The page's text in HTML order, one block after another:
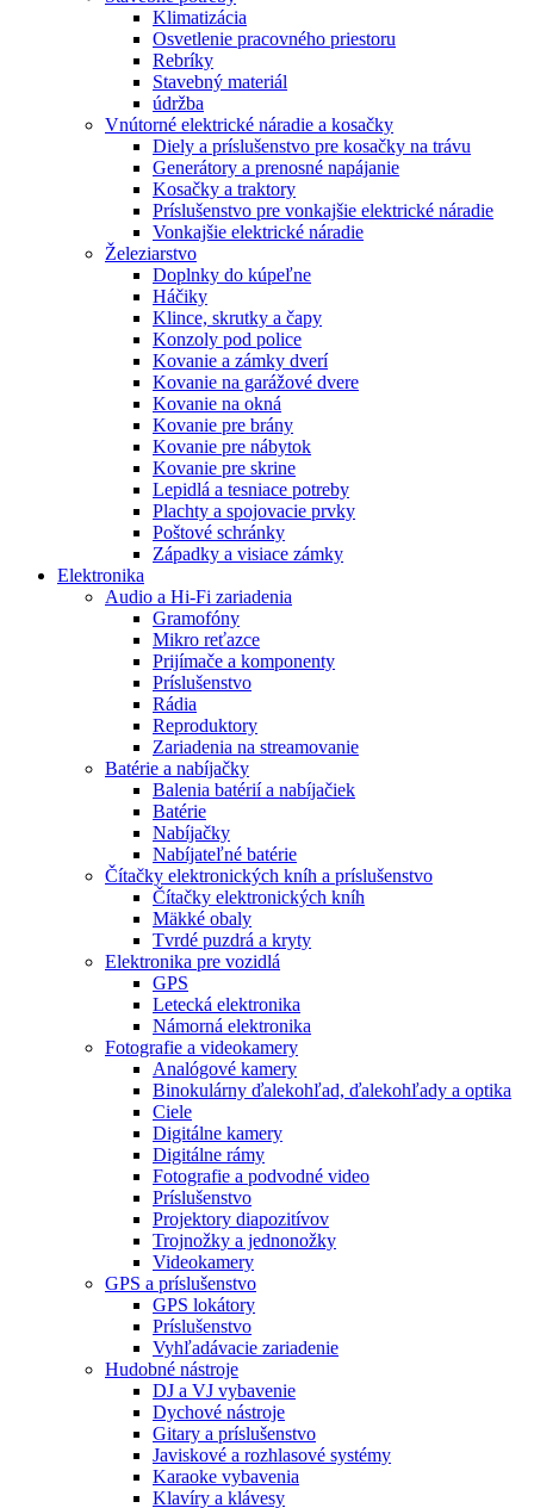
Klimatizácia
Osvetlenie pracovného priestoru
Rebríky
Stavebný materiál
údržba
Vnútorné elektrické náradie a kosačky
Diely a príslušenstvo pre kosačky na trávu
Generátory a prenosné napájanie
Kosačky a traktory
Príslušenstvo pre vonkajšie elektrické náradie
Vonkajšie elektrické náradie
Železiarstvo
Doplnky do kúpeľne
Háčiky
Klince, skrutky a čapy
Konzoly pod police
Kovanie a zámky dverí
Kovanie na garážové dvere
Kovanie na okná
Kovanie pre brány
Kovanie pre nábytok
Kovanie pre skrine
Lepidlá a tesniace potreby
Plachty a spojovacie prvky
Poštové schránky
Západky a visiace zámky
Elektronika
Audio a Hi-Fi zariadenia
Gramofóny
Mikro reťazce
Prijímače a komponenty
Príslušenstvo
Rádia
Reproduktory
Zariadenia na streamovanie
Batérie a nabíjačky
Balenia batérií a nabíjačiek
Batérie
Nabíjačky
Nabíjateľné batérie
Čítačky elektronických kníh a príslušenstvo
Čítačky elektronických kníh
Mäkké obaly
Tvrdé puzdrá a kryty
Elektronika pre vozidlá
GPS
Letecká elektronika
Námorná elektronika
Fotografie a videokamery
Analógové kamery
Binokulárny ďalekohľad, ďalekohľady a optika
Ciele
Digitálne kamery
Digitálne rámy
Fotografie a podvodné video
Príslušenstvo
Projektory diapozitívov
Trojnožky a jednonožky
Videokamery
GPS a príslušenstvo
GPS lokátory
Príslušenstvo
Vyhľadávacie zariadenie
Hudobné nástroje
DJ a VJ vybavenie
Dychové nástroje
Gitary a príslušenstvo
Javiskové a rozhlasové systémy
Karaoke vybavenia
Klavíry a klávesy